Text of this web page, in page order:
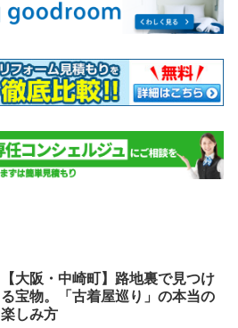
【大阪・中崎町】路地裏で見つけ
る宝物。「古着屋巡り」の本当の
楽しみ方